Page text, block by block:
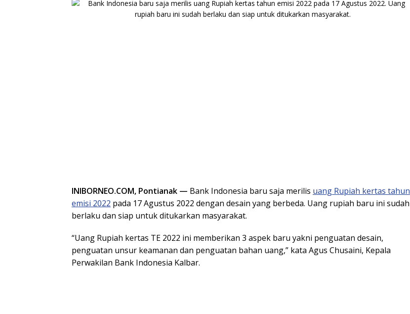
INIBORNEO.COM, Pontianak — Bank Indonesia baru saja merilis uang Rupiah kertas tahun
emisi 2022 pada 17 Agustus 2022 dengan desain yang berbeda. Uang rupiah baru ini sudah
berlaku dan siap untuk ditukarkan masyarakat.
“Uang Rupiah kertas TE 2022 ini memberikan 3 aspek baru yakni penguatan desain,
penguatan unsur keamanan dan penguatan bahan uang,” kata Agus Chusaini, Kepala
Perwakilan Bank Indonesia Kalbar.